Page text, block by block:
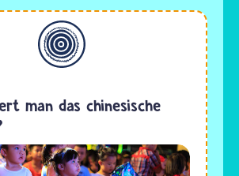
man das chinesische